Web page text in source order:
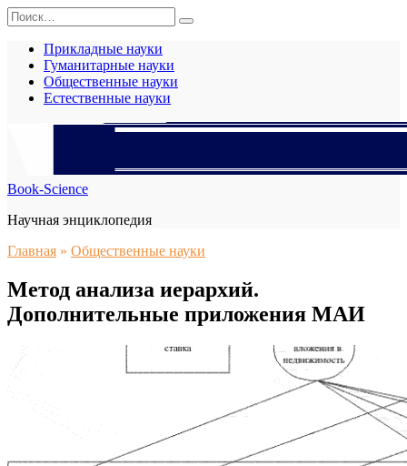
Перейти
к
содержанию
Search
for:
Прикладные науки
Гуманитарные науки
Общественные науки
Естественные науки
Book-Science
Научная энциклопедия
Главная » Общественные науки
Метод анализа иерархий.
Дополнительные приложения МАИ